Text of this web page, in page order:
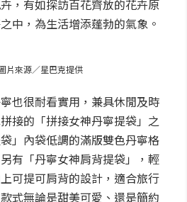
，有如探訪百花齊放的花卉原
中，為生活增添蓬勃的氣象。
片來源／星巴克提供
也很耐看實用，兼具休閒及時
接的「拼接女神丹寧提袋」之
」內袋低調的滿版雙色丹寧格
有「丹寧女神肩背提袋」，輕
可提可肩背的設計，適合旅行
式無論是甜美可愛、還是簡約